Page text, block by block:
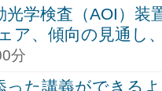
学検査（AOI）装
ア、傾向の見通し
分